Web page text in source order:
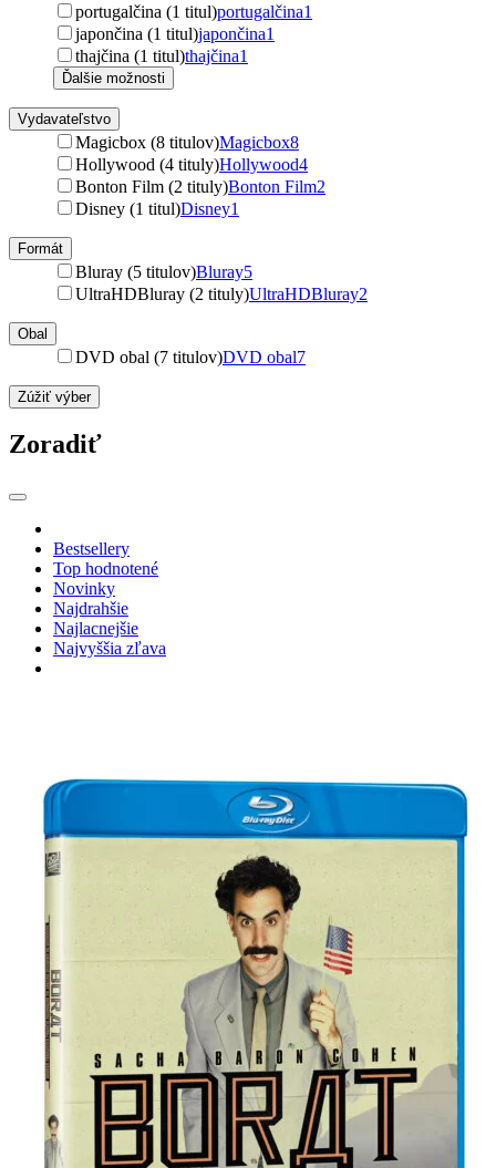
portugalčina (1 titul)portugalčina1
japončina (1 titul)japončina1
thajčina (1 titul)thajčina1
Ďalšie možnosti
Vydavateľstvo
Magicbox (8 titulov)Magicbox8
Hollywood (4 tituly)Hollywood4
Bonton Film (2 tituly)Bonton Film2
Disney (1 titul)Disney1
Formát
Bluray (5 titulov)Bluray5
UltraHDBluray (2 tituly)UltraHDBluray2
Obal
DVD obal (7 titulov)DVD obal7
Zúžiť výber
Zoradiť
Bestsellery
Top hodnotené
Novinky
Najdrahšie
Najlacnejšie
Najvyššia zľava